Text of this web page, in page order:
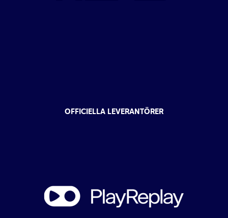
OFFICIELLA LEVERANTÖRER